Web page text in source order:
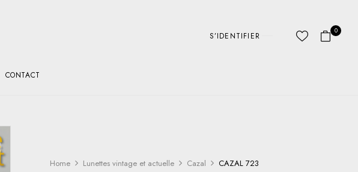
S’IDENTIFIER
0
CONTACT
Home Lunettes vintage et actuelle Cazal CAZAL 723